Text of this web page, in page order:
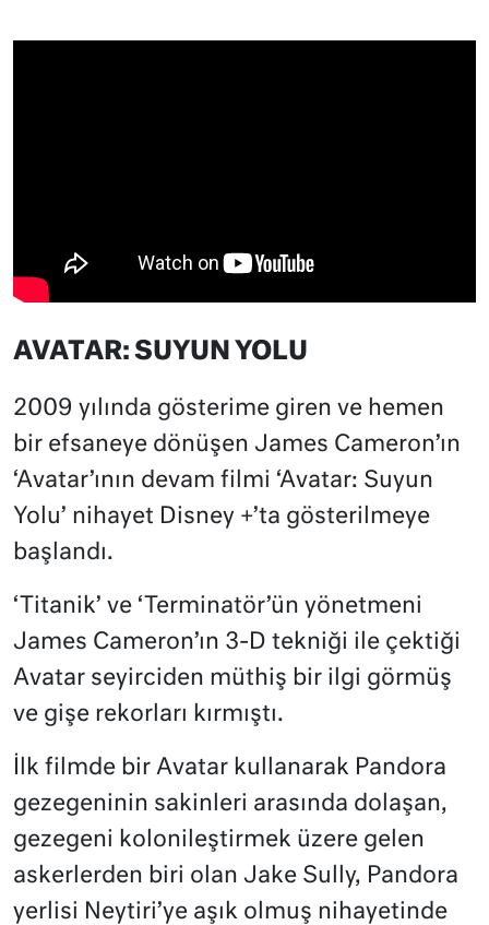
AVATAR: SUYUN YOLU
2009 yılında gösterime giren ve hemen
bir efsaneye dönüşen James Cameron’ın
‘Avatar’ının devam filmi ‘Avatar: Suyun
Yolu’ nihayet Disney +’ta gösterilmeye
başlandı.
‘Titanik’ ve ‘Terminatör’ün yönetmeni
James Cameron’ın 3-D tekniği ile çektiği
Avatar seyirciden müthiş bir ilgi görmüş
ve gişe rekorları kırmıştı.
İlk filmde bir Avatar kullanarak Pandora
gezegeninin sakinleri arasında dolaşan,
gezegeni kolonileştirmek üzere gelen
askerlerden biri olan Jake Sully, Pandora
yerlisi Neytiri’ye aşık olmuş nihayetinde